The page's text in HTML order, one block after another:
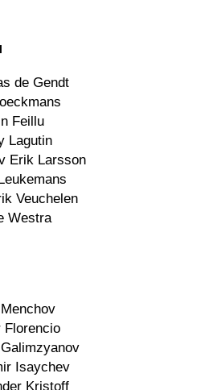
de Gendt
Feillu
Lagutin
Erik Larsson
Veuchelen
Westra
Florencio
Isaychev
Kristoff